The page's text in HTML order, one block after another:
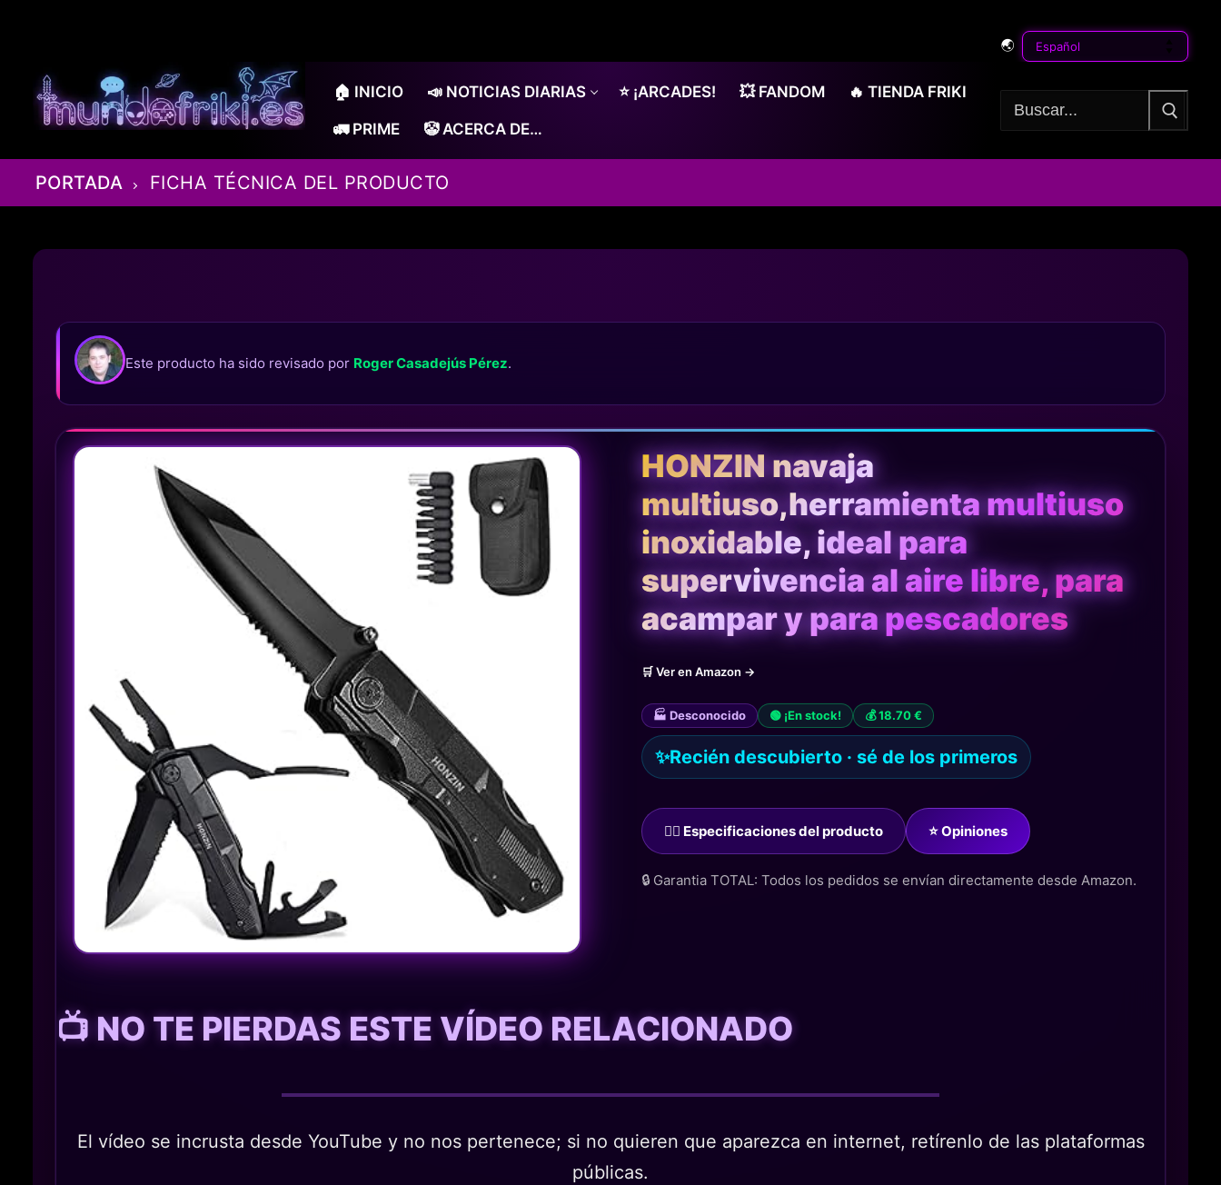
🌏
🏠 INICIO 📣 NOTICIAS DIARIAS ⭐ ¡ARCADES! 💥 FANDOM 🔥 TIENDA FRIKI
🚛 PRIME 🤡 ACERCA DE…
Buscar:
PORTADA FICHA TÉCNICA DEL PRODUCTO
Este producto ha sido revisado por Roger Casadejús Pérez.
HONZIN navaja
multiuso,herramienta multiuso
inoxidable, ideal para
supervivencia al aire libre, para
acampar y para pescadores
🛒 Ver en Amazon →
🏭 Desconocido 🟢 ¡En stock! 💰 18.70 €
✨Recién descubierto · sé de los primeros
🙋‍♂️ Especificaciones del producto ⭐ Opiniones
🔒 Garantia TOTAL: Todos los pedidos se envían directamente desde Amazon.
📺 NO TE PIERDAS ESTE VÍDEO RELACIONADO
El vídeo se incrusta desde YouTube y no nos pertenece; si no quieren que aparezca en internet, retírenlo de las plataformas
públicas.